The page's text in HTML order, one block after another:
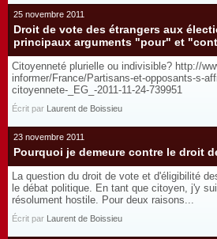
25 novembre 2011
Droit de vote des étrangers aux
principaux arguments "pour" et
Citoyenneté plurielle ou indivisible? http://
informer/France/Partisans-et-opposants-s-
citoyennete-_EG_-2011-11-24-739951
Écrit par Laurent de Boissieu
23 novembre 2011
Pourquoi je demeure contre le droit
La question du droit de vote et d'éligibilité
le débat politique. En tant que citoyen, j'y
résolument hostile. Pour deux raisons...
Écrit par Laurent de Boissieu